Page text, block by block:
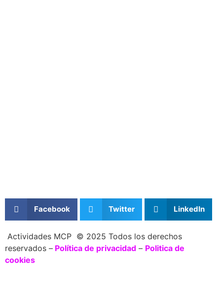
Facebook Twitter LinkedIn
Actividades MCP © 2025 Todos los derechos
reservados – Política de privacidad – Politica de
cookies